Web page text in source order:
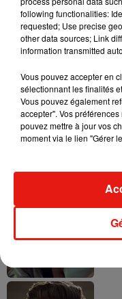
following functionalities:
requested; Use precise
other data sources; Link
information transmitted
Vous pouvez accepter en
sélectionnant les finalités
Vous pouvez également
accepter". Vos
pouvez mettre à jour vos
moment via le lien "Gérer